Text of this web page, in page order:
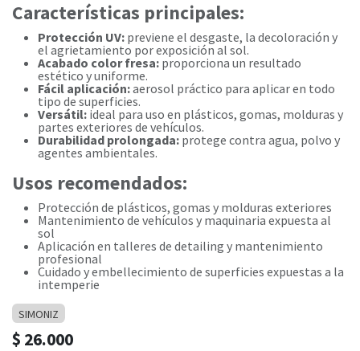
Características principales:
Protección UV: previene el desgaste, la decoloración y
el agrietamiento por exposición al sol.
Acabado color fresa: proporciona un resultado
estético y uniforme.
Fácil aplicación:aerosol práctico para aplicar en todo
tipo de superficies.
Versátil: ideal para uso en plásticos, gomas, molduras y
partes exteriores de vehículos.
Durabilidad prolongada: protege contra agua, polvo y
agentes ambientales.
Usos recomendados:
Protección de plásticos, gomas y molduras exteriores
Mantenimiento de vehículos y maquinaria expuesta al
sol
Aplicación en talleres de detailing y mantenimiento
profesional
Cuidado y embellecimiento de superficies expuestas a la
intemperie
SIMONIZ
$ 26.000